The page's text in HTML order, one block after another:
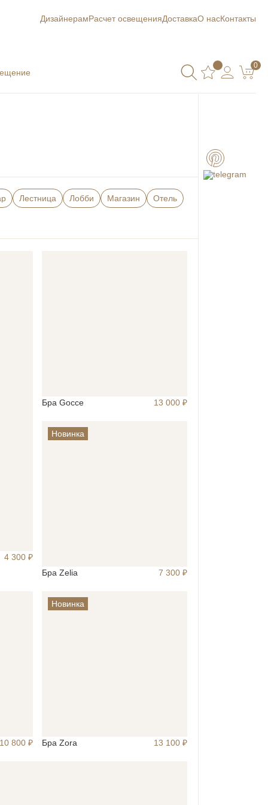
ДизайнерамРасчет освещенияДоставкаО насКонтакты
0
Лестница Лобби Магазин
Отель
4 300 ₽
Бра Gocce 13 000 ₽
Новинка
Бра Zelia 7 300 ₽
10 800 ₽
Новинка
Бра Zora 13 100 ₽